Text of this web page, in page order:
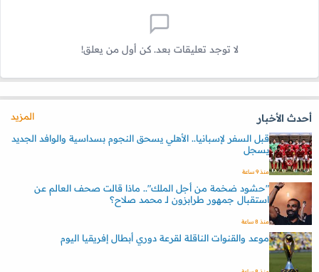
لا توجد تعليقات بعد. كن أول من يعلق!
أحدث الأخبار
المزيد
قبل السفر لإسبانيا.. الأهلي يسحق النجوم بسداسية والوافد الجديد
يسجل
منذ 9 ساعة
"حشود ضخمة من أجل الملك".. ماذا قالت صحف العالم عن
استقبال جمهور طرابزون لـ محمد صلاح؟
منذ 8 ساعة
موعد والقنوات الناقلة لقرعة دوري أبطال إفريقيا اليوم